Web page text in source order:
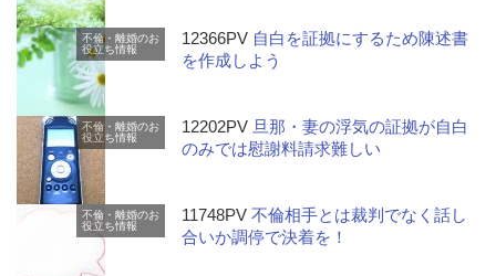
不倫・離婚のお
役立ち情報
12366PV 自白を証拠にするため陳述書
を作成しよう
不倫・離婚のお
役立ち情報
12202PV 旦那・妻の浮気の証拠が自白
のみでは慰謝料請求難しい
不倫・離婚のお
役立ち情報
11748PV不倫相手とは裁判でなく話し
合いか調停で決着を！